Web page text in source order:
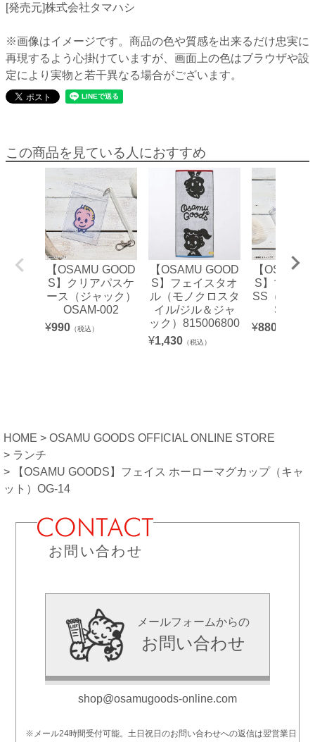
[発売元]株式会社タマハシ
※画像はイメージです。商品の色や質感を出来るだけ忠実に
再現するよう心掛けていますが、画面上の色はブラウザや設
定により実物と若干異なる場合がございます。
この商品を見ている人におすすめ
【OSAMU GOOD
S】クリアパスケ
ース（ジャック）
OSAM-002
¥990 （税込）
【OSAMU GOOD
S】フェイスタオ
ル（モノクロスタ
イル/ジル＆ジャ
ック）815006800
¥1,430 （税込）
【OSAMU
S】マルチ
SS（キャッ
SAM-
¥880
HOME
OSAMU GOODS OFFICIAL ONLINE STORE
ランチ
【OSAMU GOODS】フェイス ホーローマグカップ（キャ
ット）OG-14
お問い合わせ
メールフォームからの
お問い合わせ
shop@osamugoods-online.com
※メール24時間受付可能。土日祝日のお問い合わせへの返信は翌営業日